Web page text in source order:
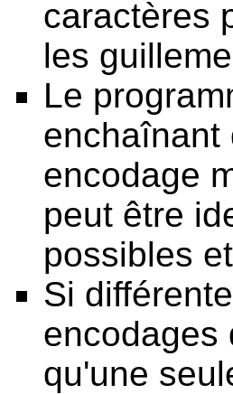
caractères
les
Le
enchaînant
encodage
peut être
possibles
Si
encodages
qu'une